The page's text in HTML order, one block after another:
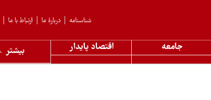
ارتباط با ما دربارهٔ ما شناسنامه
جامعه اقتصاد پایدار بیشتر